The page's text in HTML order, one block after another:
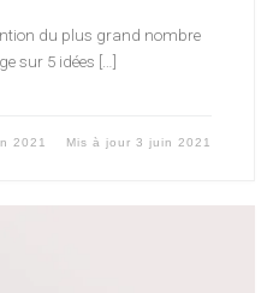
du plus grand nombre
sur 5 idées […]
2021 Mis à jour3 juin 2021